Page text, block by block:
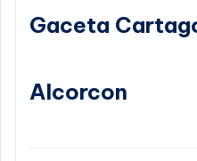
Gaceta
Alcorcon